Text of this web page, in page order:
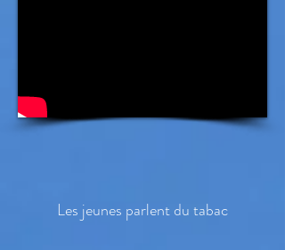
Les jeunes parlent du tabac